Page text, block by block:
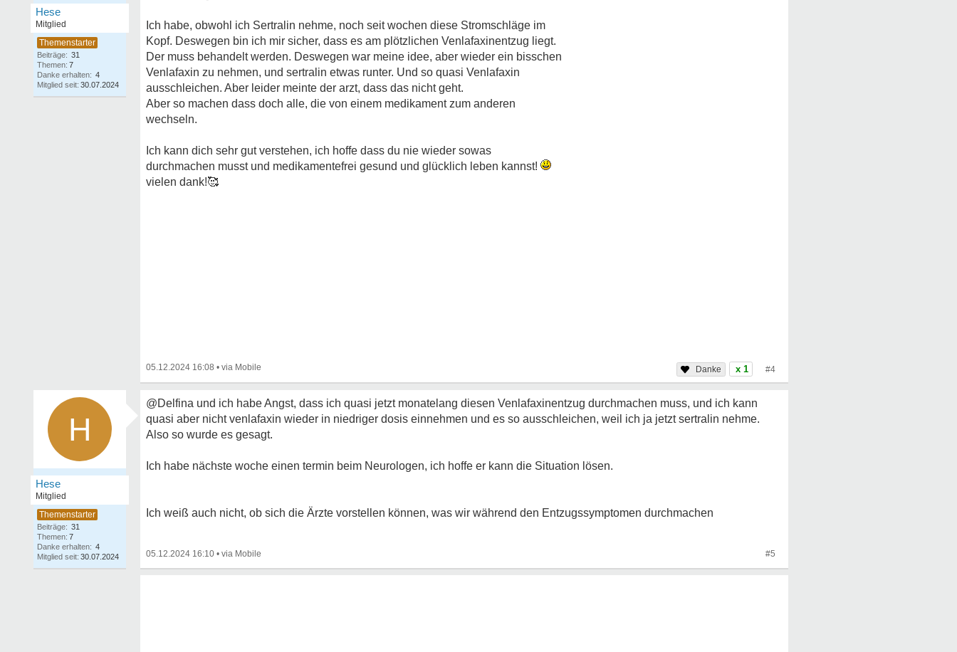
Hese
Mitglied
Beiträge: 31
Themen: 7
Danke erhalten: 4
Mitglied seit: 30.07.2024
Ich habe, obwohl ich Sertralin nehme, noch seit wochen diese Stromschläge im
Kopf. Deswegen bin ich mir sicher, dass es am plötzlichen Venlafaxinentzug liegt.
Der muss behandelt werden. Deswegen war meine idee, aber wieder ein bisschen
Venlafaxin zu nehmen, und sertralin etwas runter. Und so quasi Venlafaxin
ausschleichen. Aber leider meinte der arzt, dass das nicht geht.
Aber so machen dass doch alle, die von einem medikament zum anderen
wechseln.
Ich kann dich sehr gut verstehen, ich hoffe dass du nie wieder sowas
durchmachen musst und medikamentefrei gesund und glücklich leben kannst!
vielen dank!🥰
05.12.2024 16:08 • x 1 #4
H
Hese
Mitglied
Beiträge: 31
Themen: 7
Danke erhalten: 4
Mitglied seit: 30.07.2024
@Delfina und ich habe Angst, dass ich quasi jetzt monatelang diesen Venlafaxinentzug durchmachen muss, und ich kann
quasi aber nicht venlafaxin wieder in niedriger dosis einnehmen und es so ausschleichen, weil ich ja jetzt sertralin nehme.
Also so wurde es gesagt.
Ich habe nächste woche einen termin beim Neurologen, ich hoffe er kann die Situation lösen.
Ich weiß auch nicht, ob sich die Ärzte vorstellen können, was wir während den Entzugssymptomen durchmachen
05.12.2024 16:10 • #5